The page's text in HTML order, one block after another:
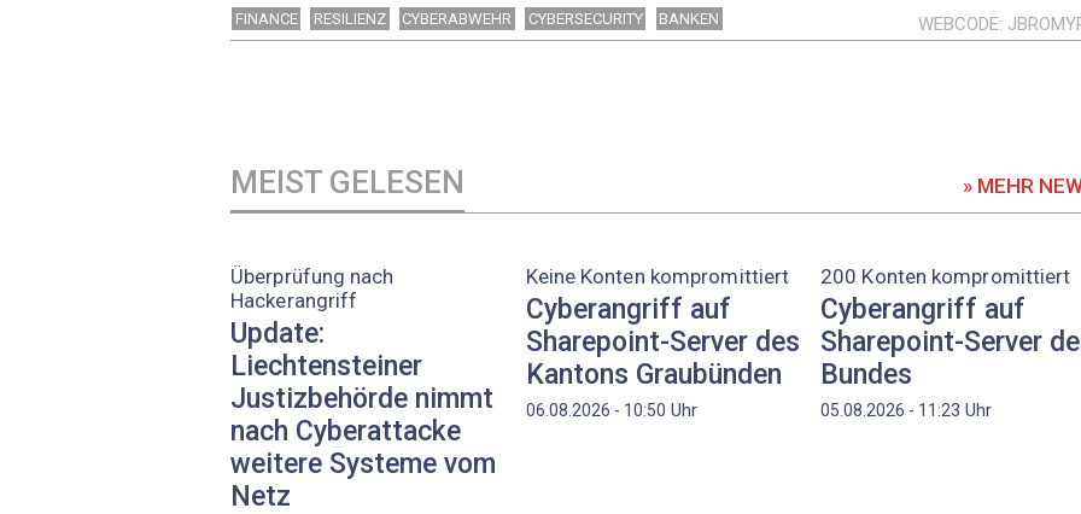
FINANCE RESILIENZ CYBERABWEHR CYBERSECURITY BANKEN WEBCODE
MEIST GELESEN » MEHR
Überprüfung nach
Hackerangriff
Update:
Liechtensteiner
Justizbehörde nimmt
nach Cyberattacke
weitere Systeme vom
Netz
Keine Konten kompromittiert
Cyberangriff auf
Sharepoint-Server des
Kantons Graubünden
06.08.2026 - 10:50 Uhr
200 Konten kompromittiert
Cyberangriff auf
Sharepoint-Server
Bundes
05.08.2026 - 11:23 Uhr